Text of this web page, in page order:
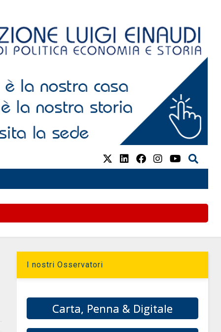
I nostri Osservatori
Carta, Penna & Digitale